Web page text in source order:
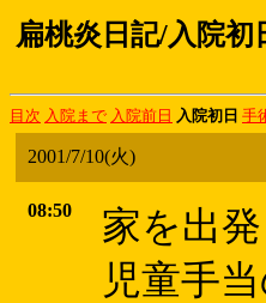
扁桃炎日記/入院初
目次 入院まで 入院前日 入院初日 手
2001/7/10(火)
08:50
家を出
児童手